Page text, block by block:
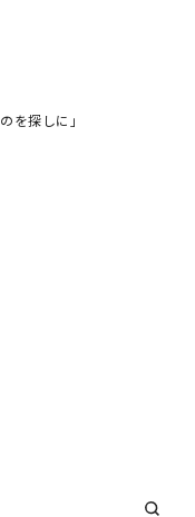
を探しに」